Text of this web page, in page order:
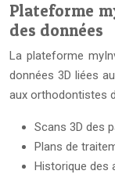
Plateforme
des données
La plateforme
données 3D liées
aux orthodontistes
Scans 3D des
Plans de
Historique des